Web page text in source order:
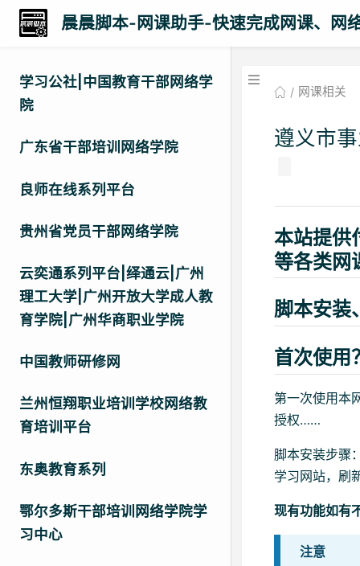
晨晨脚本-网课助手-快速完成网课、网
学习公社|中国教育干部网络学
院
广东省干部培训网络学院
良师在线系列平台
贵州省党员干部网络学院
云奕通系列平台|绎通云|广州
理工大学|广州开放大学成人教
育学院|广州华商职业学院
中国教师研修网
兰州恒翔职业培训学校网络教
育培训平台
东奥教育系列
鄂尔多斯干部培训网络学院学
习中心
网课相关
遵义市
本站提供
等各类网
脚本安装
首次使用
第一次使用本
授权……
脚本安装步骤
学习网站，刷
现有功能如有
注意